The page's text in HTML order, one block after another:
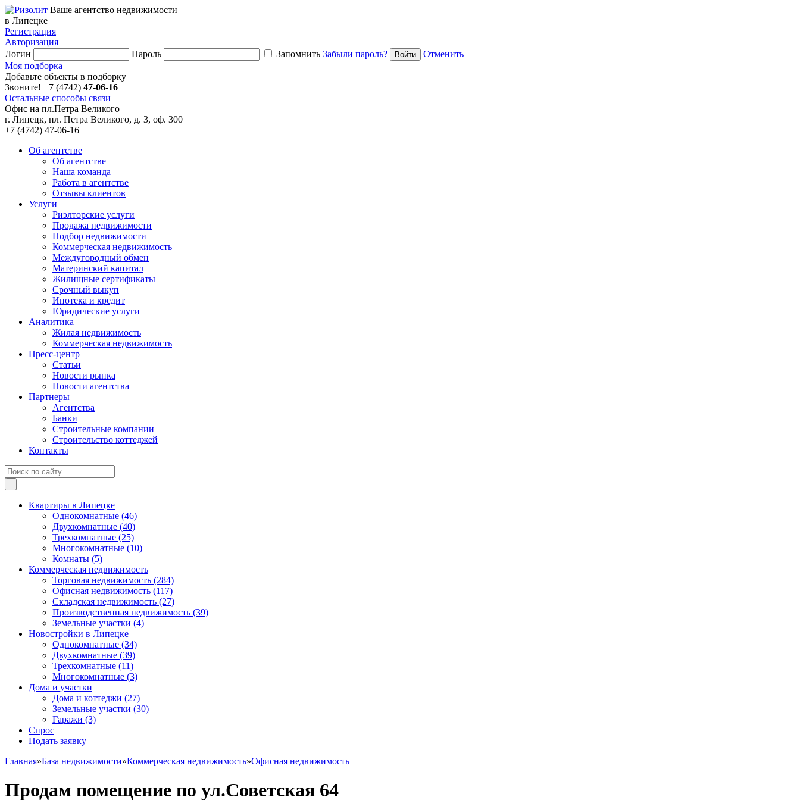
Ваше агентство недвижимости
в Липецке
Регистрация
Авторизация
Логин
Пароль Запомнить Забыли пароль?
Отменить
Моя подборка
Добавьте объекты в подборку
Звоните! +7 (4742) 47-06-16
Остальные способы связи
Офис на пл.Петра Великого
г. Липецк, пл. Петра Великого, д. 3, оф. 300
+7 (4742) 47-06-16
Об агентстве
Об агентстве
Наша команда
Работа в агентстве
Отзывы клиентов
Услуги
Риэлторские услуги
Продажа недвижимости
Подбор недвижимости
Коммерческая недвижимость
Междугородный обмен
Материнский капитал
Жилищные сертификаты
Срочный выкуп
Ипотека и кредит
Юридические услуги
Аналитика
Жилая недвижимость
Коммерческая недвижимость
Пресс-центр
Статьи
Новости рынка
Новости агентства
Партнеры
Агентства
Банки
Строительные компании
Строительство коттеджей
Контакты
Квартиры в Липецке
Однокомнатные (46)
Двухкомнатные (40)
Трехкомнатные (25)
Многокомнатные (10)
Комнаты (5)
Коммерческая недвижимость
Торговая недвижимость (284)
Офисная недвижимость (117)
Складская недвижимость (27)
Производственная недвижимость (39)
Земельные участки (4)
Новостройки в Липецке
Однокомнатные (34)
Двухкомнатные (39)
Трехкомнатные (11)
Многокомнатные (3)
Дома и участки
Дома и коттеджи (27)
Земельные участки (30)
Гаражи (3)
Спрос
Подать заявку
Главная»База недвижимости»Коммерческая недвижимость»Офисная недвижимость
Продам помещение по ул.Советская 64